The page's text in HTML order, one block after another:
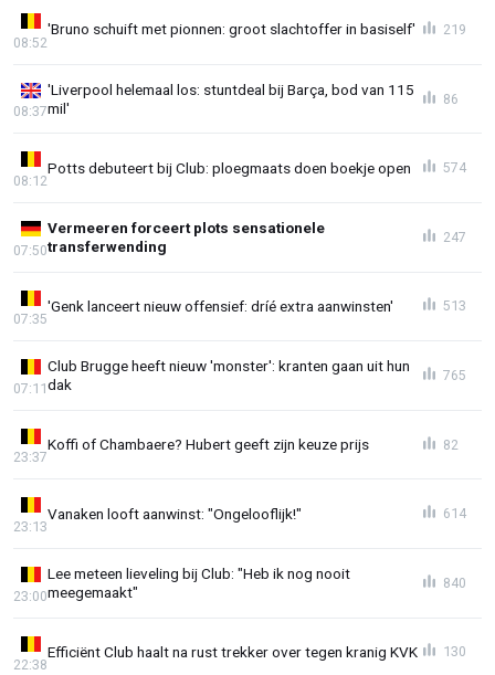
'Bruno schuift met pionnen: groot slachtoffer in basiself'
08:52
219
'Liverpool helemaal los: stuntdeal bij Barça, bod van 115
mil'
08:37
86
Potts debuteert bij Club: ploegmaats doen boekje open
08:12
574
Vermeeren forceert plots sensationele
transferwending
07:50
247
'Genk lanceert nieuw offensief: dríé extra aanwinsten'
07:35
513
Club Brugge heeft nieuw 'monster': kranten gaan uit hun
dak
07:11
765
Koffi of Chambaere? Hubert geeft zijn keuze prijs
23:37
82
Vanaken looft aanwinst: "Ongelooflijk!"
23:13
614
Lee meteen lieveling bij Club: "Heb ik nog nooit
meegemaakt"
23:00
840
Efficiënt Club haalt na rust trekker over tegen kranig KVK
22:38
130